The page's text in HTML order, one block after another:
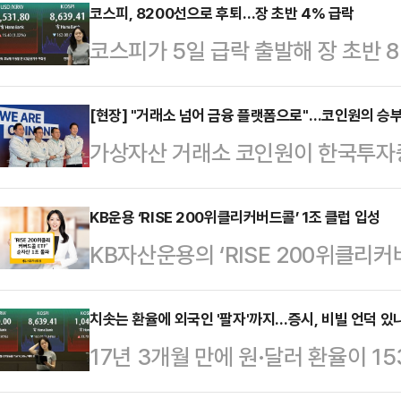
개인 투자자들의 수요가 삼성전자
집중되면서 ‘단타 거래’가 심화되
최근 한 달(5월 4일~6월 2일) 동안
일종목레버리지’를 1조5946억원
3위는 ‘KODEX SK하이닉스단일
같은…
코스피, 8200선으로 후퇴…장 초반 4% 급락
코스피가 5일 급락 출발해 장 초반
11분 현재 코스피는 전장보다
리키고 있다.지수는 전장보다
출발했다.
[현장] "거래소 넘어 금융 플랫폼으로"…코인원의 승
가상자산 거래소 코인원이 한국투
이블코인과 토큰증권(STO) 시장을
다.디지털자산 법제화 논의가 속도
어 전통 금융과 글로벌 가상자산 인
으로 사업 영역을 확대하겠다는 구
서 한국투자증권, OKX, 컴투스홀
분 투자 이후 협력 방향과 중장기
자증권과 OKX가 각각 800…
KB운용 ‘RISE 200위클리커버드콜’ 1조 클럽 입성
KB자산운용의 ‘RISE 200위클리커
렸다.5일 한국거래소에 따르면 전
콜’의 순자산은 1조136억원으로
하는 투자 수요가 증가한 영향으로
이 커지면서 변동성을 인컴 수익으
치솟는 환율에 외국인 '팔자'까지…증시, 비빌 언덕 있
17년 3개월 만에 원·달러 환율이
악화가 본격화되고 있다.최근 증시